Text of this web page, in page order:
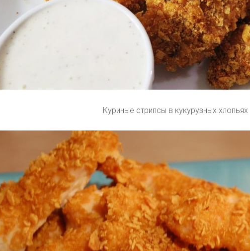
Куриные стрипсы в кукурузных хлопьях